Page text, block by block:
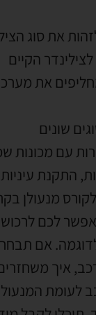
את סוג
הקיים
את
שונים
עם מכונות
, התקנת
מנעולן
לכם לרכוש
. אם
, איך
לעומת